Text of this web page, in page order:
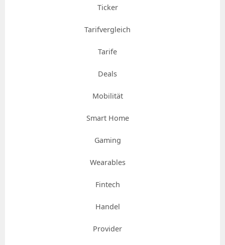
Ticker
Tarifvergleich
Tarife
Deals
Mobilität
Smart Home
Gaming
Wearables
Fintech
Handel
Provider